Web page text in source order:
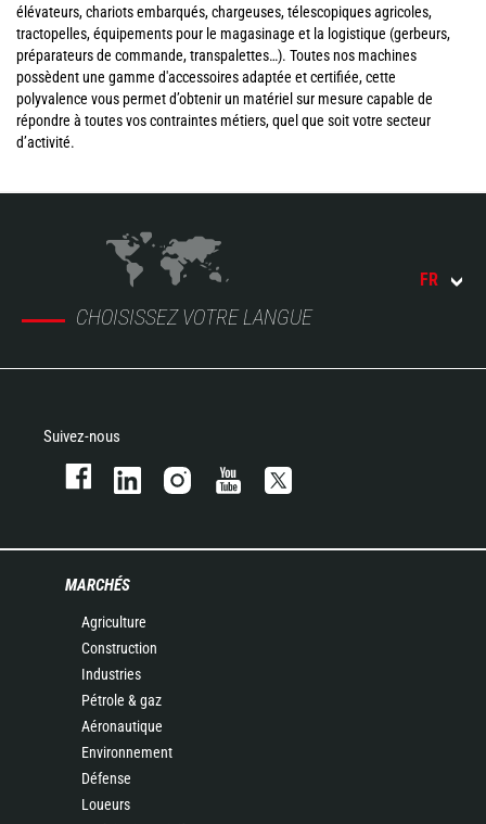
élévateurs, chariots embarqués, chargeuses, télescopiques agricoles,
tractopelles, équipements pour le magasinage et la logistique (gerbeurs,
préparateurs de commande, transpalettes…). Toutes nos machines
possèdent une gamme d'accessoires adaptée et certifiée, cette
polyvalence vous permet d’obtenir un matériel sur mesure capable de
répondre à toutes vos contraintes métiers, quel que soit votre secteur
d’activité.
CHOISISSEZ VOTRE LANGUE
FR
Suivez-nous
MARCHÉS
Agriculture
Construction
Industries
Pétrole & gaz
Aéronautique
Environnement
Défense
Loueurs